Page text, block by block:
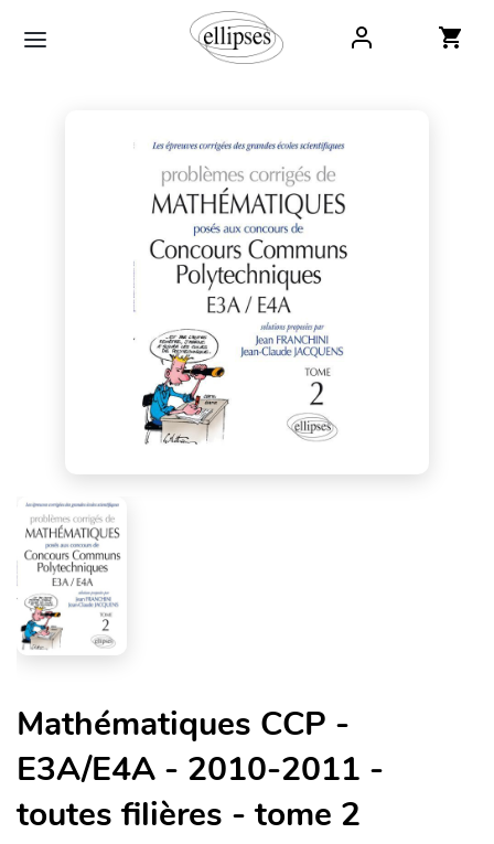
Mathématiques CCP -
E3A/E4A - 2010-2011 -
toutes filières - tome 2